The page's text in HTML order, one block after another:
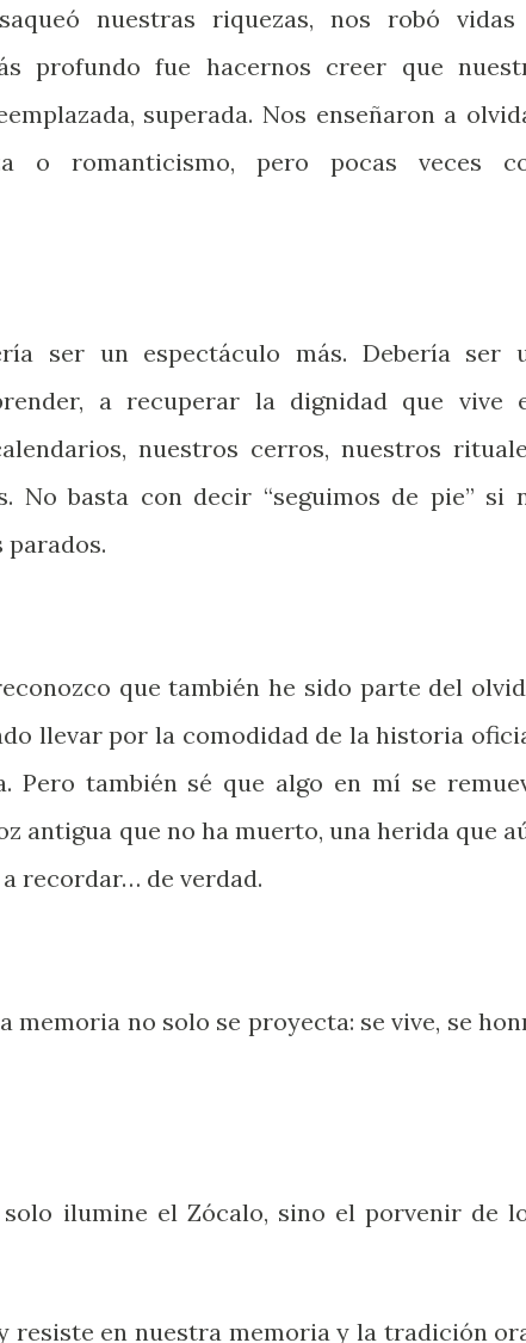
nuestras riquezas, nos robó
profundo fue hacernos creer que
superada. Nos enseñaron a
o romanticismo, pero pocas veces
ser un espectáculo más. Debería ser
a recuperar la dignidad que vive
nuestros cerros, nuestros
No basta con decir “seguimos de pie” si
parados.
que también he sido parte del
llevar por la comodidad de la historia
también sé que algo en mí se
antigua que no ha muerto, una herida que
recordar… de verdad.
memoria no solo se proyecta: se vive, se
solo ilumine el Zócalo, sino el porvenir de
resiste en nuestra memoria y la tradición